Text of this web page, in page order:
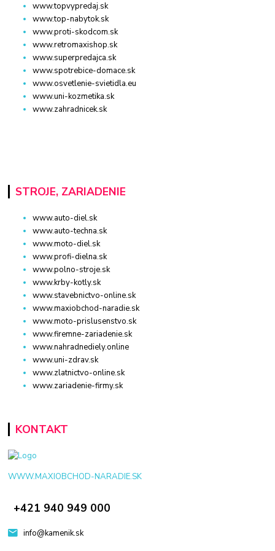
www.topvypredaj.sk
www.top-nabytok.sk
www.proti-skodcom.sk
www.retromaxishop.sk
www.superpredajca.sk
www.spotrebice-domace.sk
www.osvetlenie-svietidla.eu
www.uni-kozmetika.sk
www.zahradnicek.sk
STROJE, ZARIADENIE
www.auto-diel.sk
www.auto-techna.sk
www.moto-diel.sk
www.profi-dielna.sk
www.polno-stroje.sk
www.krby-kotly.sk
www.stavebnictvo-online.sk
www.maxiobchod-naradie.sk
www.moto-prislusenstvo.sk
www.firemne-zariadenie.sk
www.nahradnediely.online
www.uni-zdrav.sk
www.zlatnictvo-online.sk
www.zariadenie-firmy.sk
KONTAKT
WWW.MAXIOBCHOD-NARADIE.SK
+421 940 949 000
info@kamenik.sk